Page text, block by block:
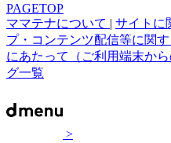
PAGETOP
ママテナについて | サイトに
プ・コンテンツ配信等に関
にあたって（ご利用端末か
グ一覧
>